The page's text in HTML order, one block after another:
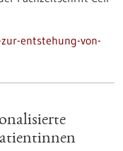
entstehung-von-